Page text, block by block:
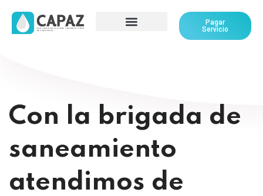
Pagar
Servicio
Con la brigada de
saneamiento
atendimos de